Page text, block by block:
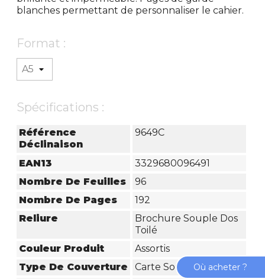
blanches permettant de personnaliser le cahier.
Format :
Spécifications :
Référence
Déclinaison
9649C
EAN13
3329680096491
Nombre De Feuilles
96
Nombre De Pages
192
Reliure
Brochure Souple Dos
Toilé
Couleur Produit
Assortis
Type De Couverture
Carte SoupleOù acheter ?